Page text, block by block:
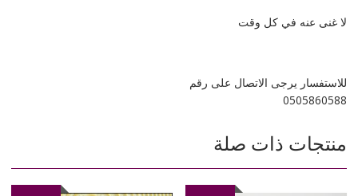
لا غنى عنه في كل وقت
للاستفسار يرجى الاتصال على رقم
0505860588
منتجات ذات صلة